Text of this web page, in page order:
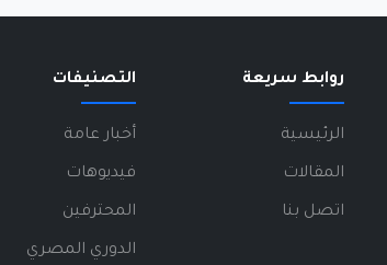
روابط سريعة
الرئيسية
المقالات
اتصل بنا
التصنيفات
أخبار عامة
فيديوهات
المحترفين
الدوري المصري